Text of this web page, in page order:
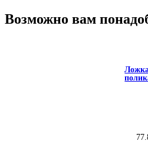
Возможно вам
77.